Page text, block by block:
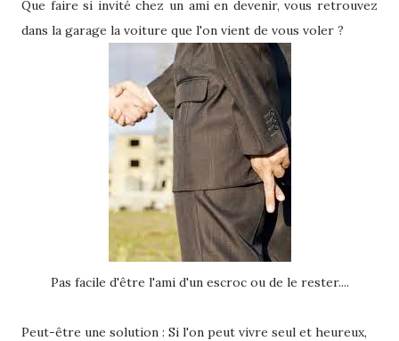
Que faire si invité chez un ami en devenir, vous retrouvez
dans la garage la voiture que l'on vient de vous voler ?
Pas facile d'être l'ami d'un escroc ou de le rester....
Peut-être une solution : Si l'on peut vivre seul et heureux,